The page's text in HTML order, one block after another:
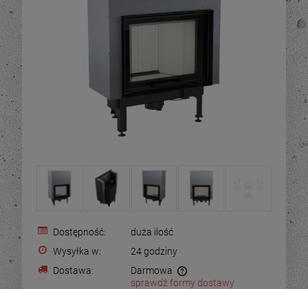
Dostępność:
duża ilość
Wysyłka w:
24 godziny
Dostawa:
Darmowa
sprawdź formy dostawy